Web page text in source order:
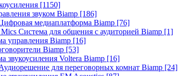
[1150]
звуком Biamp [186]
медиаплатформа Biamp [76]
Система для общения с аудиторией Biamp [1]
управления Biamp [16]
Biamp [53]
звукоусиления Voltera Biamp [16]
для переговорных комнат Biamp [24]